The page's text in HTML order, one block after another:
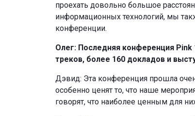
проехать довольно большое
информационных технологий, мы
конференции.
Олег: Последняя конференция
треков, более 160 докладов и
Дэвид: Эта конференция прошла
особенно ценят то, что наше
говорят, что наиболее ценным для